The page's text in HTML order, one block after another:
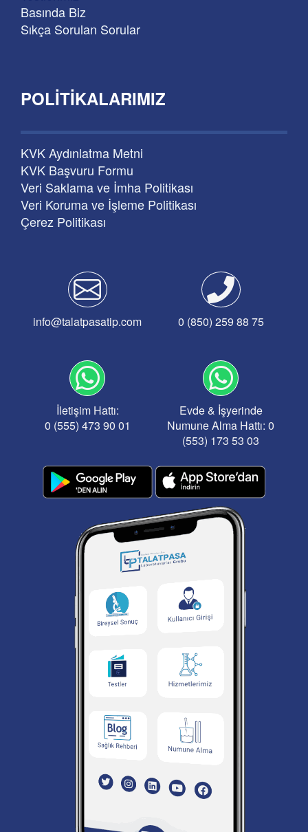
Basında Biz
Sıkça Sorulan Sorular
POLITIKALARIMIZ
KVK Aydınlatma Metni
KVK Başvuru Formu
Veri Saklama ve İmha Politikası
Veri Koruma ve İşleme Politikası
Çerez Politikası
info@talatpasatip.com 0 (850) 259 88 75
İletişim Hattı:
0 (555) 473 90 01
Evde & İşyerinde
Numune Alma Hattı: 0
(553) 173 53 03